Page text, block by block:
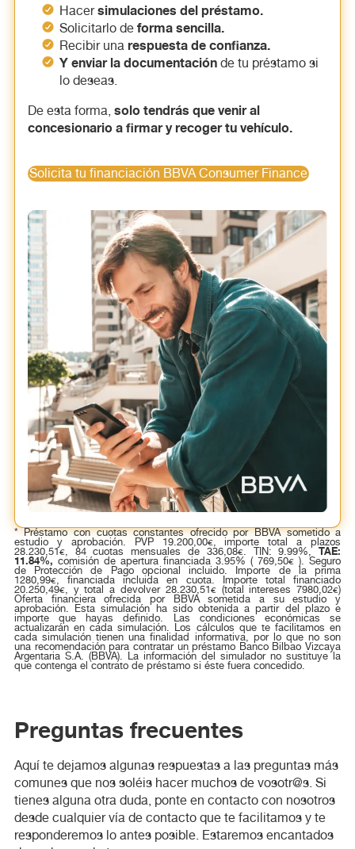
Hacersimulaciones del préstamo.
Solicitarlo de forma sencilla.
Recibir una respuesta de confianza.
Y enviar la documentación de tu préstamo si
lo deseas.
De esta forma, solo tendrás que venir al
concesionario a firmar y recoger tu vehículo.
Solicita tu financiación BBVA Consumer Finance
* Préstamo con cuotas constantes ofrecido por BBVA sometido a
estudio y aprobación. PVP 19.200,00€, importe total a plazos
28.230,51€, 84 cuotas mensuales de 336,08€. TIN: 9.99%,TAE:
11.84%, comisión de apertura financiada 3.95% ( 769,50€ ). Seguro
de Protección de Pago opcional incluido. Importe de la prima
1280,99€, financiada incluida en cuota. Importe total financiado
20.250,49€, y total a devolver 28.230,51€ (total intereses 7980,02€)
Oferta financiera ofrecida por BBVA sometida a su estudio y
aprobación. Esta simulación ha sido obtenida a partir del plazo e
importe que hayas definido. Las condiciones económicas se
actualizarán en cada simulación. Los cálculos que te facilitamos en
cada simulación tienen una finalidad informativa, por lo que no son
una recomendación para contratar un préstamo Banco Bilbao Vizcaya
Argentaria S.A. (BBVA). La información del simulador no sustituye la
que contenga el contrato de préstamo si éste fuera concedido.
Preguntas frecuentes
Aquí te dejamos algunas respuestas a las preguntas más
comunes que nos soléis hacer muchos de vosotr@s. Si
tienes alguna otra duda, ponte en contacto con nosotros
desde cualquier vía de contacto que te facilitamos y te
responderemos lo antes posible. Estaremos encantados